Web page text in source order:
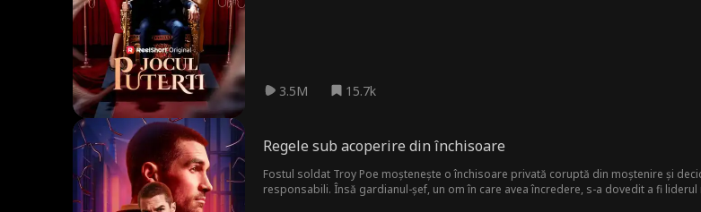
3.5M 15.7k
Regele sub acoperire din închisoare
Fostul soldat Troy Poe moștenește o închisoare privată coruptă din moștenire și
responsabili. Însă gardianul-șef, un om în care avea încredere, s-a dovedit a fi